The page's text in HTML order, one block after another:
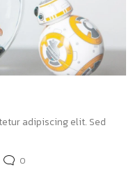
adipiscing elit. Sed
0